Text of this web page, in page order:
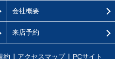
会社概要
来店予約
約 アクセスマップ PCサイト